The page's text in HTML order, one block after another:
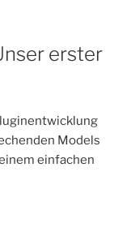
erster
Models
einfachen